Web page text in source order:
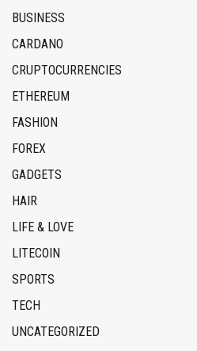
BUSINESS
CARDANO
CRUPTOCURRENCIES
ETHEREUM
FASHION
FOREX
GADGETS
HAIR
LIFE & LOVE
LITECOIN
SPORTS
TECH
UNCATEGORIZED